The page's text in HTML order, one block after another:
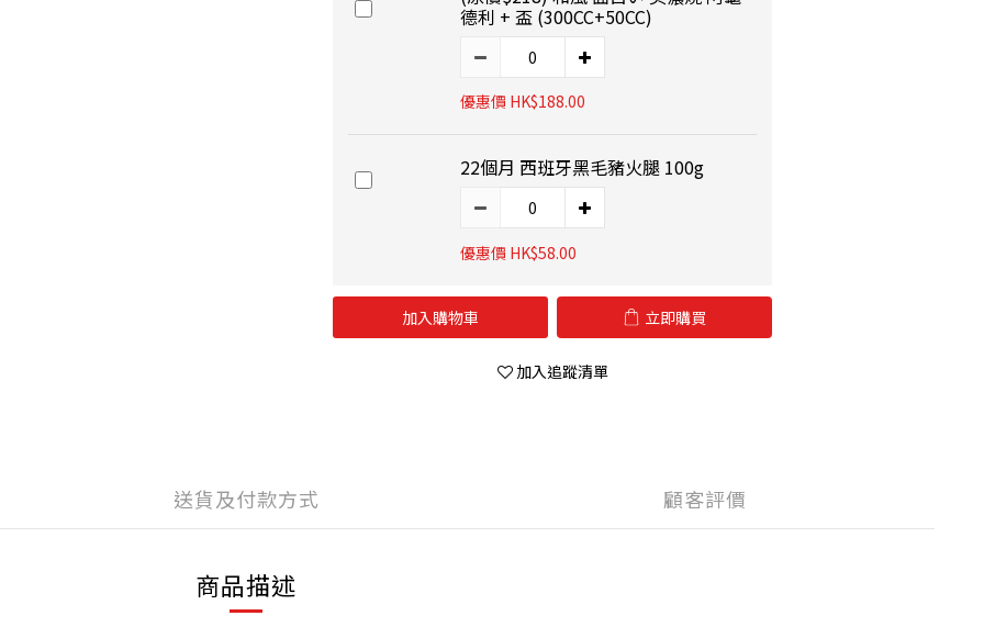
德利 + 盃 (300CC+50CC)
優惠價 HK$188.00
22個月 西班牙黑毛豬火腿 100g
優惠價 HK$58.00
加入購物車 立即購買
加入追蹤清單
送貨及付款方式 顧客評價
商品描述